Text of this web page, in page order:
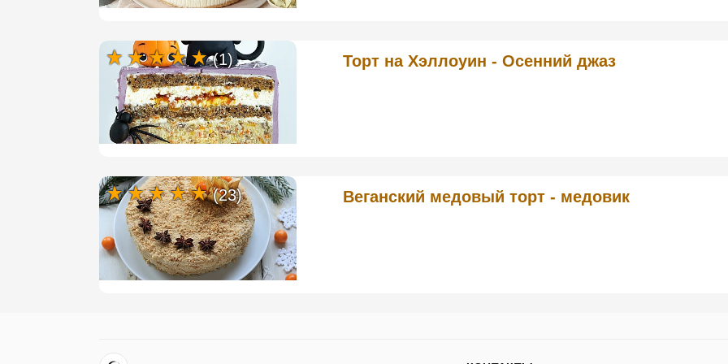
Торт на Хэллоуин - Осенний джаз
(1)
Веганский медовый торт - медовик
(23)